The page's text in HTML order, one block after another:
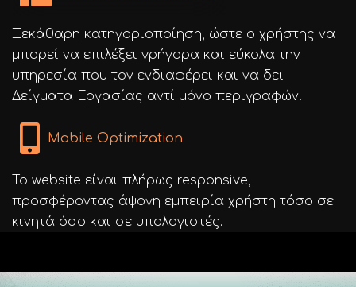
Ξεκάθαρη κατηγοριοποίηση, ώστε ο χρήστης να
μπορεί να επιλέξει γρήγορα και εύκολα την
υπηρεσία που τον ενδιαφέρει και να δει
Δείγματα Εργασίας αντί μόνο περιγραφών.
Mobile Optimization
Το website είναι πλήρως responsive,
προσφέροντας άψογη εμπειρία χρήστη τόσο σε
κινητά όσο και σε υπολογιστές.